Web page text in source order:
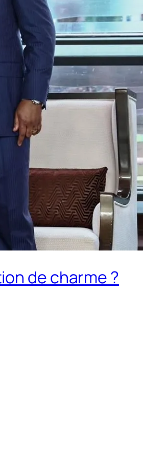
de charme ?